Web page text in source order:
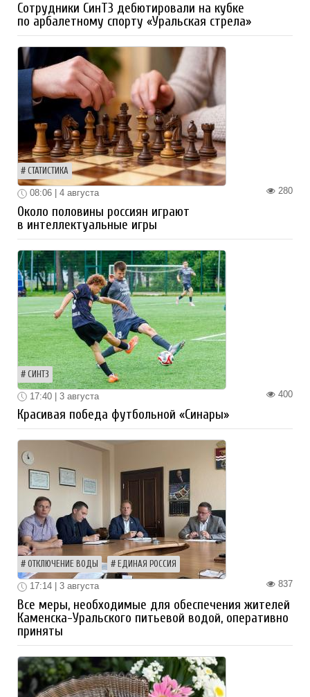
Сотрудники СинТЗ дебютировали на кубке
по арбалетному спорту «Уральская стрела»
СТАТИСТИКА
280
08:06 | 4 августа
Около половины россиян играют
в интеллектуальные игры
СИНТЗ
400
17:40 | 3 августа
Красивая победа футбольной «Синары»
ОТКЛЮЧЕНИЕ ВОДЫ ЕДИНАЯ РОССИЯ
837
17:14 | 3 августа
Все меры, необходимые для обеспечения жителей
Каменска-Уральского питьевой водой, оперативно
приняты